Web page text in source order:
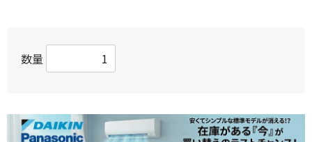
数量